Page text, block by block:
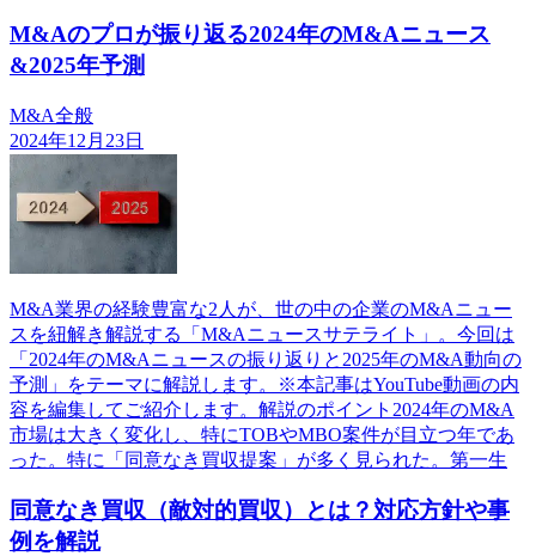
M&Aのプロが振り返る2024年のM&Aニュース
&2025年予測
M&A全般
2024年12月23日
M&A業界の経験豊富な2人が、世の中の企業のM&Aニュー
スを紐解き解説する「M&Aニュースサテライト」。今回は
「2024年のM&Aニュースの振り返りと2025年のM&A動向の
予測」をテーマに解説します。※本記事はYouTube動画の内
容を編集してご紹介します。解説のポイント2024年のM&A
市場は大きく変化し、特にTOBやMBO案件が目立つ年であ
った。特に「同意なき買収提案」が多く見られた。第一生
同意なき買収（敵対的買収）とは？対応方針や事
例を解説